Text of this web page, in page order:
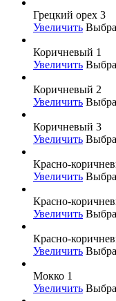
Грецкий орех 3
Увеличить
Коричневый 1
Увеличить
Коричневый 2
Увеличить
Коричневый 3
Увеличить
Красно-
Увеличить
Красно-
Увеличить
Красно-
Увеличить
Мокко 1
Увеличить